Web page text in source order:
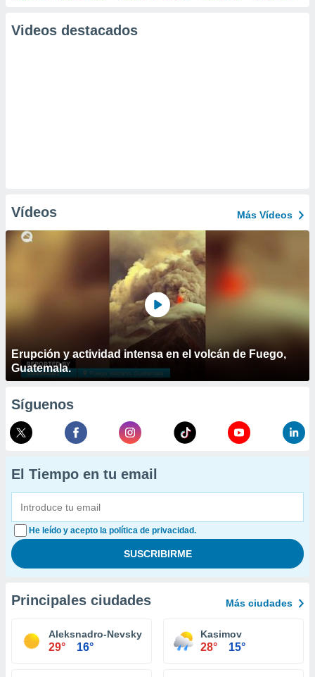
Videos destacados
Vídeos Más Vídeos
Erupción y actividad intensa en el volcán de Fuego,
Guatemala.
Síguenos
El Tiempo en tu email
He leído y acepto la política de privacidad.
Principales ciudades Más ciudades
Aleksnadro-Nevsky
29° 16°
Kasimov
28° 15°